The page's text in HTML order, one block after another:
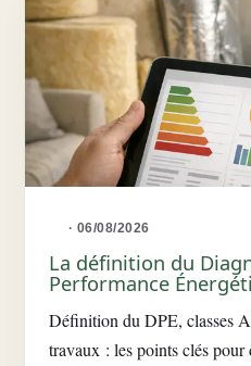
· 06/08/2026
La définition du
Performance
Définition du DPE, classes
travaux : les points clés pour